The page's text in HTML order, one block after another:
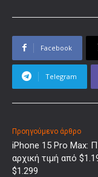
Facebook
Telegram
Προηγούμενο άρθρο
iPhone 15 Pro Max:
αρχική τιμή από
$1.299